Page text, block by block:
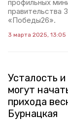
профильных
правительства
«Победы26».
3 марта 2025, 13:05
Усталость и
могут
прихода
Бурнацкая